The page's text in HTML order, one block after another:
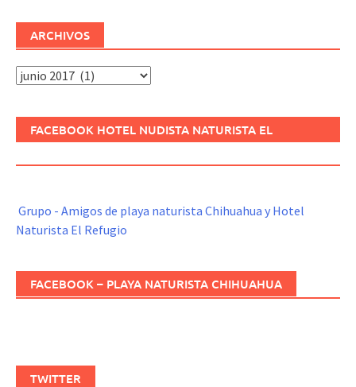
ARCHIVOS
Archivos
FACEBOOK HOTEL NUDISTA NATURISTA EL
Grupo - Amigos de playa naturista Chihuahua y Hotel
Naturista El Refugio
FACEBOOK – PLAYA NATURISTA CHIHUAHUA
TWITTER